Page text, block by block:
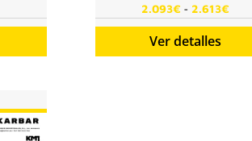
2.093€ - 2.613€
de
Ver detalles